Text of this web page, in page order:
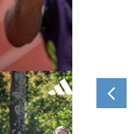
Marcell
Hodgkinson,
Quelles sont les
aux Championnats